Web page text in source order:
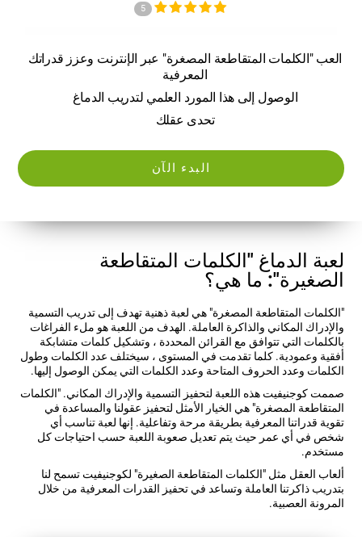
5
العب "الكلمات المتقاطعة المصغرة" عبر الإنترنت وعزز قدراتك
المعرفية
الوصول إلى هذا المورد العلمي لتدريب الدماغ
تحدى عقلك
البدء الآن
لعبة الدماغ "الكلمات المتقاطعة
الصغيرة": ما هي؟
"الكلمات المتقاطعة المصغرة" هي لعبة ذهنية تهدف إلى تدريب التسمية
والإدراك المكاني والذاكرة العاملة. الهدف من اللعبة هو ملء الفراغات
بالكلمات التي تتوافق مع القرائن المحددة ، وتشكيل كلمات متشابكة
أفقية وعمودية. كلما تقدمت في المستوى ، سيختلف عدد الكلمات وطول
الكلمات وعدد الحروف المتاحة وعدد الكلمات التي يمكن الوصول إليها.
صممت كوجنيفيت هذه اللعبة لتحفيز التسمية والإدراك المكاني. "الكلمات
المتقاطعة المصغرة" هي الخيار الأمثل لتحفيز عقولنا والمساعدة في
تقوية قدراتنا المعرفية بطريقة مرحة وتفاعلية. إنها لعبة تناسب أي
شخص في أي عمر حيث يتم تعديل صعوبة اللعبة حسب احتياجات كل
مستخدم.
ألعاب العقل مثل "الكلمات المتقاطعة الصغيرة" لكوجنيفيت تسمح لنا
بتدريب ذاكرتنا العاملة وتساعد في تحفيز القدرات المعرفية من خلال
المرونة العصبية.